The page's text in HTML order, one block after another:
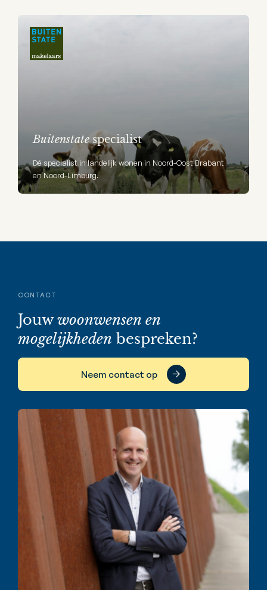
Buitenstatespecialist
Dé specialist in landelijk wonen in Noord-Oost Brabant
en Noord-Limburg.
CONTACT
Jouwwoonwensen en
mogelijkheden bespreken?
Neem contact op